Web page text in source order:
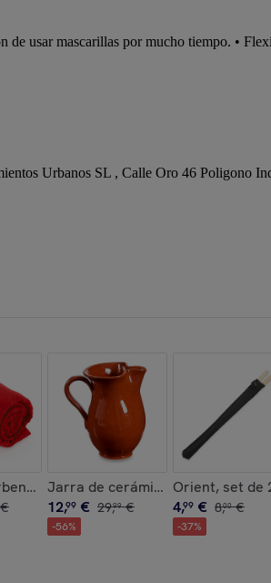
de usar mascarillas por mucho tiempo. •
Urbanos SL , Calle Oro 46 Poligono
DE HAYA 30,5CM
Yarg 138x72 cm.
€
Jarra de cerámica refractaria de
12,99 € 29,99 €
-56%
Orient, set de
4,99 € 8,00 €
-37%